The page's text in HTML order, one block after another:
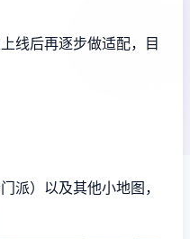
线后再逐步做适配，目
派）以及其他小地图，